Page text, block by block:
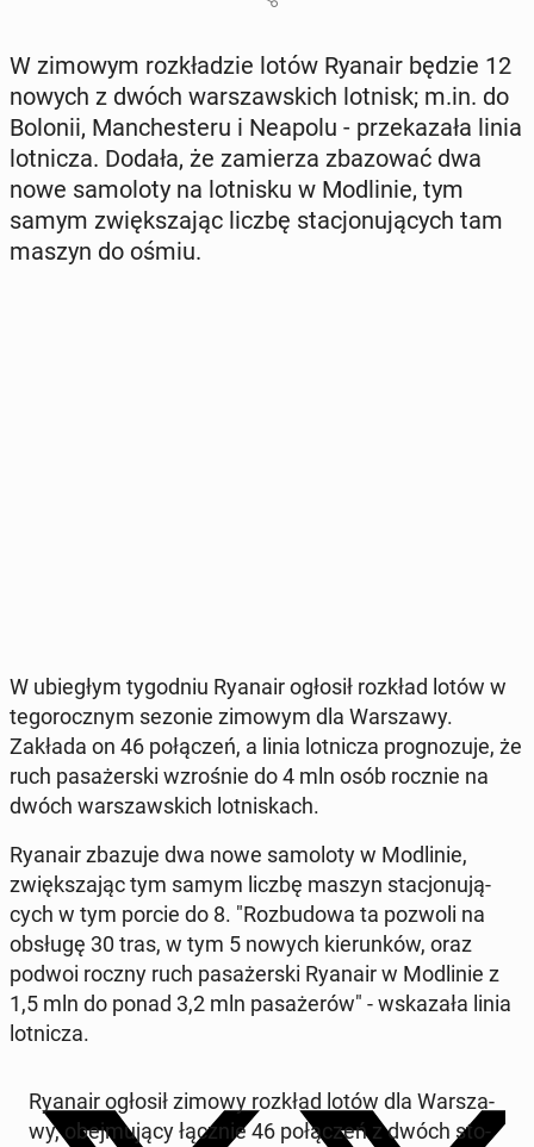
W zimowym roz­kła­dzie lotów Ryanair będzie 12
nowych z dwóch war­szaw­skich lotnisk; m.in. do
Bolonii, Man­che­ste­ru i Neapolu - prze­ka­za­ła linia
lot­ni­cza. Dodała, że za­mie­rza zba­zo­wać dwa
nowe sa­mo­lo­ty na lot­ni­sku w Mo­dli­nie, tym
samym zwięk­sza­jąc liczbę sta­cjo­nu­ją­cych tam
maszyn do ośmiu.
W ubie­głym ty­go­dniu Ryanair ogłosił rozkład lotów w
te­go­rocz­nym sezonie zimowym dla War­sza­wy.
Zakłada on 46 po­łą­czeń, a linia lot­ni­cza pro­gno­zu­je, że
ruch pa­sa­żer­ski wzro­śnie do 4 mln osób rocznie na
dwóch war­szaw­skich lot­ni­skach.
Ryanair zbazuje dwa nowe sa­mo­lo­ty w Mo­dli­nie,
zwięk­sza­jąc tym samym liczbę maszyn sta­cjo­nu­ją­
cych w tym porcie do 8. "Roz­bu­do­wa ta pozwoli na
obsługę 30 tras, w tym 5 nowych kie­run­ków, oraz
podwoi roczny ruch pa­sa­żer­ski Ryanair w Mo­dli­nie z
1,5 mln do ponad 3,2 mln pa­sa­że­rów" - wska­za­ła linia
lot­ni­cza.
Ryanair ogłosił zimowy rozkład lotów dla War­sza­
wy, obej­mu­ją­cy łącznie 46 po­łą­czeń z dwóch sto­